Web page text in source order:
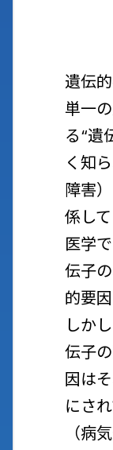
遺伝
単一
る“遺
く知
障害
係し
医学
伝子
的要
しか
伝子
因は
にさ
（病